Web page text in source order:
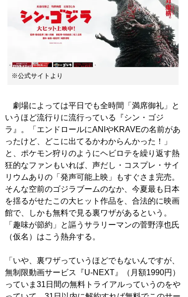
※公式サイトより
劇場によっては平日でも全時間「満席御礼」と
いうほど流行りに流行っている『シン・ゴジ
ラ』。「エンドロールにANIやKRAVEの名前があ
ったけど、どこに出てるかわからんかった！」
と、ポケモン狩りのようにヘビロテを繰り返す熱
狂的なファンもいれば、声だし・コスプレ・サイ
リウムありの「発声可能上映」もすぐさま完売。
そんな空前のゴジラブームのなか、今夏最も日本
を揺るがせたこの大ヒット作品を、合法的に映画
館で、しかも無料で見る裏ワザがあるという。
「趣味が節約」と謳うサラリーマンの菅野淳也氏
（仮名）はこう熱弁する。
「いや、裏ワザっていうほどでもないんですが、
無制限動画サービス『U-NEXT』（月額1990円）
っていま31日間の無料トライアルっていうのをや